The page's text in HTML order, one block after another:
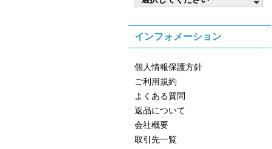
インフォメーション
個人情報保護方針
ご利用規約
よくある質問
返品について
会社概要
取引先一覧